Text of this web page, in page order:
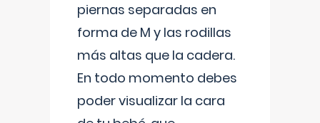
piernas separadas en
forma de M y las rodillas
más altas que la cadera.
En todo momento debes
poder visualizar la cara